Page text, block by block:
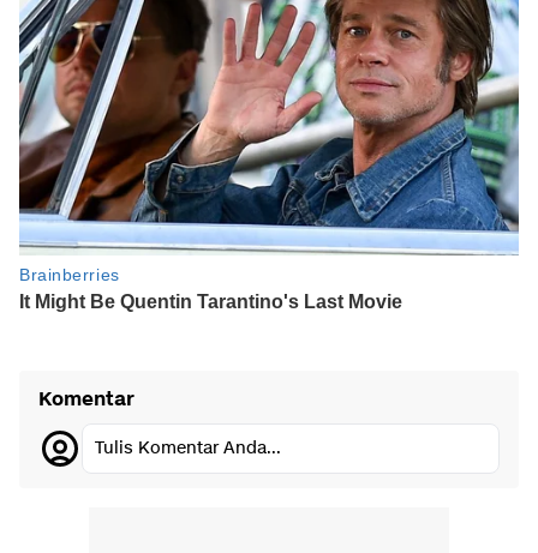
Komentar
Tulis Komentar Anda...